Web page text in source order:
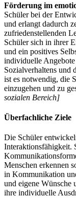
Förderung im
Schüler bei der
und erlangt dadurch
zufriedenstellenden
Schüler sich in ihrer
und ein positives
individuelle
Sozialverhaltens und
ist es notwendig, die
einzugehen und zu
sozialen Bereich]
Überfachliche Ziele
Die Schüler
Interaktionsfähigkeit.
Menschen erkennen
in Kommunikation
und eigene Wünsche
ihre individuelle